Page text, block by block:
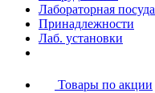
Лабораторная посуда
Принадлежности
Лаб. установки
Товары по акции